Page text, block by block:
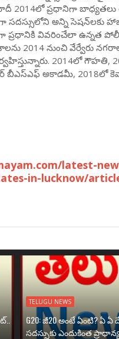
2014లో ప్రధానిగా బాధ్యతలు
అన్ని సెషన్‌లకు
ప్రధానికి వివరించేలా ఉన్నత
2014 నుంచి వేర్వేరు
2014లో
అకాడమీ, 2018లో
latest-
in-lucknow/
TELUGU NEWS
G20: జీ20 అంటే ఏంటి? ఏ ఏ
సదస్సుకు ఎందుకింత